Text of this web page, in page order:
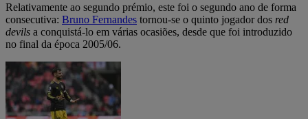
Relativamente ao segundo prémio, este foi o segundo ano de forma
consecutiva: Bruno Fernandes tornou-se o quinto jogador dos red
devils a conquistá-lo em várias ocasiões, desde que foi introduzido
no final da época 2005/06.